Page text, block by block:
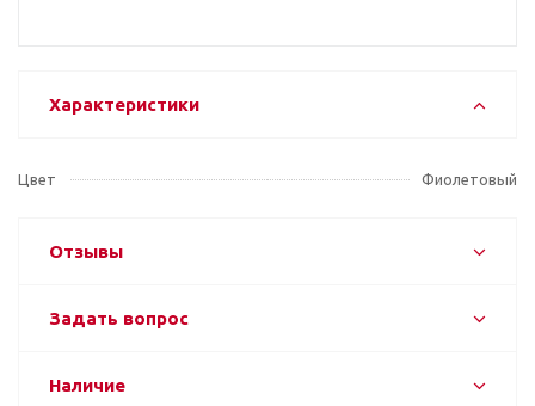
Характеристики
Цвет Фиолетовый
Отзывы
Задать вопрос
Наличие